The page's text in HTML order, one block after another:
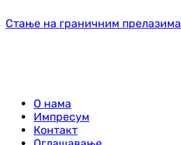
Стање на граничним прелазима
О нама
Импресум
Контакт